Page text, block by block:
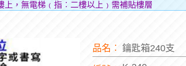
﹙指︰二樓以上﹚需補貼樓層費用（貼補搬運人的
品名︰ 鑰匙箱240支